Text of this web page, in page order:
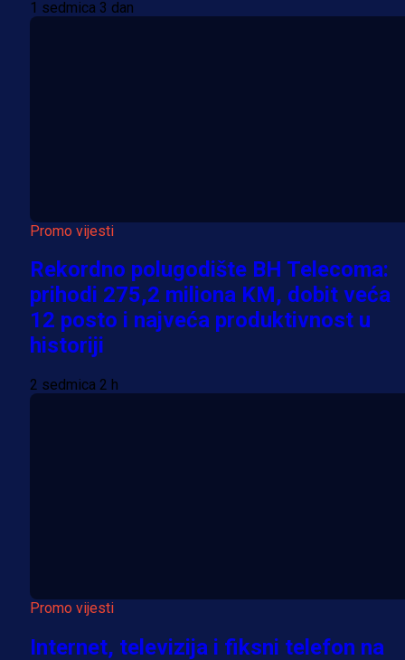
1 sedmica 3 dan
Promo vijesti
Rekordno polugodište BH Telecoma:
prihodi 275,2 miliona KM, dobit veća
12 posto i najveća produktivnost u
historiji
2 sedmica 2 h
Promo vijesti
Internet, televizija i fiksni telefon na